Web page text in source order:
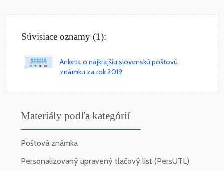
Súvisiace oznamy (1):
Anketa o najkrajšiu slovenskú poštovú
známku za rok 2019
Materiály podľa kategórií
Poštová známka
Personalizovaný upravený tlačový list (PersUTL)